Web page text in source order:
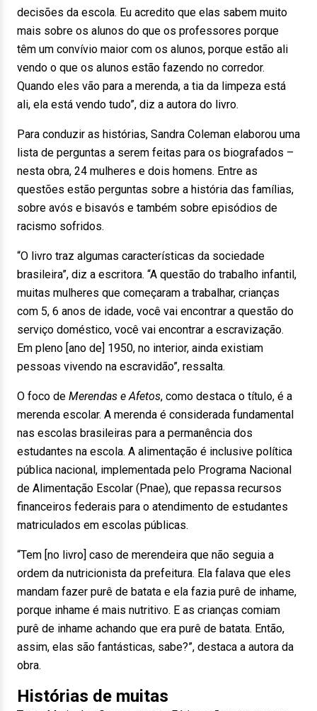
decisões da escola. Eu acredito que elas sabem muito
mais sobre os alunos do que os professores porque
têm um convívio maior com os alunos, porque estão ali
vendo o que os alunos estão fazendo no corredor.
Quando eles vão para a merenda, a tia da limpeza está
ali, ela está vendo tudo”, diz a autora do livro.
Para conduzir as histórias, Sandra Coleman elaborou uma
lista de perguntas a serem feitas para os biografados –
nesta obra, 24 mulheres e dois homens. Entre as
questões estão perguntas sobre a história das famílias,
sobre avós e bisavós e também sobre episódios de
racismo sofridos.
“O livro traz algumas características da sociedade
brasileira”, diz a escritora. “A questão do trabalho infantil,
muitas mulheres que começaram a trabalhar, crianças
com 5, 6 anos de idade, você vai encontrar a questão do
serviço doméstico, você vai encontrar a escravização.
Em pleno [ano de] 1950, no interior, ainda existiam
pessoas vivendo na escravidão”, ressalta.
O foco de Merendas e Afetos, como destaca o título, é a
merenda escolar. A merenda é considerada fundamental
nas escolas brasileiras para a permanência dos
estudantes na escola. A alimentação é inclusive política
pública nacional, implementada pelo Programa Nacional
de Alimentação Escolar (Pnae), que repassa recursos
financeiros federais para o atendimento de estudantes
matriculados em escolas públicas.
“Tem [no livro] caso de merendeira que não seguia a
ordem da nutricionista da prefeitura. Ela falava que eles
mandam fazer purê de batata e ela fazia purê de inhame,
porque inhame é mais nutritivo. E as crianças comiam
purê de inhame achando que era purê de batata. Então,
assim, elas são fantásticas, sabe?”, destaca a autora da
obra.
Histórias de muitas